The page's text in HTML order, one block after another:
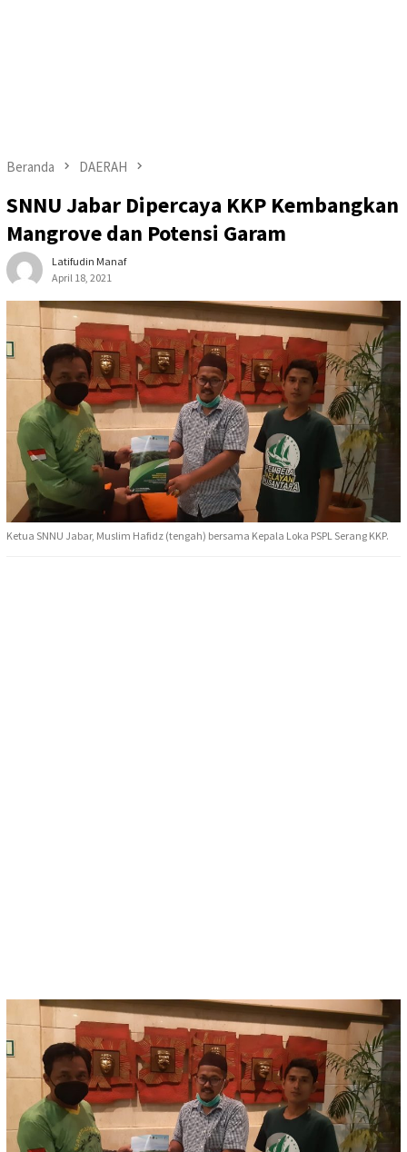
Beranda DAERAH
SNNU Jabar Dipercaya KKP Kembangkan
Mangrove dan Potensi Garam
Latifudin Manaf
April 18, 2021
Ketua SNNU Jabar, Muslim Hafidz (tengah) bersama Kepala Loka PSPL Serang KKP.